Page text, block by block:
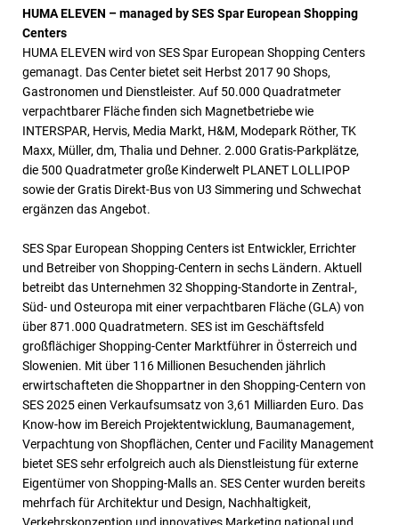
HUMA ELEVEN – managed by SES Spar European Shopping
Centers
HUMA ELEVEN wird von SES Spar European Shopping Centers
gemanagt. Das Center bietet seit Herbst 2017 90 Shops,
Gastronomen und Dienstleister. Auf 50.000 Quadratmeter
verpachtbarer Fläche finden sich Magnetbetriebe wie
INTERSPAR, Hervis, Media Markt, H&M, Modepark Röther, TK
Maxx, Müller, dm, Thalia und Dehner. 2.000 Gratis-Parkplätze,
die 500 Quadratmeter große Kinderwelt PLANET LOLLIPOP
sowie der Gratis Direkt-Bus von U3 Simmering und Schwechat
ergänzen das Angebot.
SES Spar European Shopping Centers ist Entwickler, Errichter
und Betreiber von Shopping-Centern in sechs Ländern. Aktuell
betreibt das Unternehmen 32 Shopping-Standorte in Zentral-,
Süd- und Osteuropa mit einer verpachtbaren Fläche (GLA) von
über 871.000 Quadratmetern. SES ist im Geschäftsfeld
großflächiger Shopping-Center Marktführer in Österreich und
Slowenien. Mit über 116 Millionen Besuchenden jährlich
erwirtschafteten die Shoppartner in den Shopping-Centern von
SES 2025 einen Verkaufsumsatz von 3,61 Milliarden Euro. Das
Know-how im Bereich Projektentwicklung, Baumanagement,
Verpachtung von Shopflächen, Center und Facility Management
bietet SES sehr erfolgreich auch als Dienstleistung für externe
Eigentümer von Shopping-Malls an. SES Center wurden bereits
mehrfach für Architektur und Design, Nachhaltigkeit,